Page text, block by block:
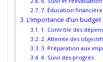
7. Éducation
L’importance d’un
1. Contrôle des
2. Atteinte des
3. Préparation aux
4. Suivi des progrès